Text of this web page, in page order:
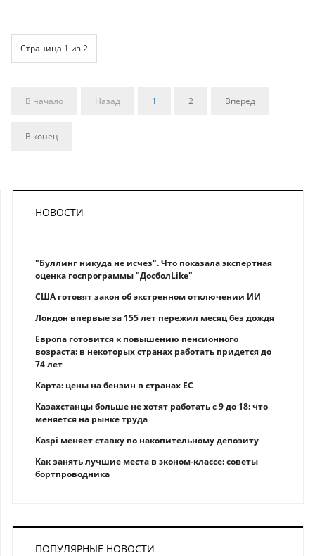
Страница 1 из 2
В начало Назад 1 2 Вперед
В конец
НОВОСТИ
"Буллинг никуда не исчез". Что показала экспертная
оценка госпрограммы "ДосболLike"
США готовят закон об экстренном отключении ИИ
Лондон впервые за 155 лет пережил месяц без дождя
Европа готовится к повышению пенсионного
возраста: в некоторых странах работать придется до
74 лет
Карта: цены на бензин в странах ЕС
Казахстанцы больше не хотят работать с 9 до 18: что
меняется на рынке труда
Kaspi меняет ставку по накопительному депозиту
Как занять лучшие места в эконом-классе: советы
бортпроводника
ПОПУЛЯРНЫЕ НОВОСТИ